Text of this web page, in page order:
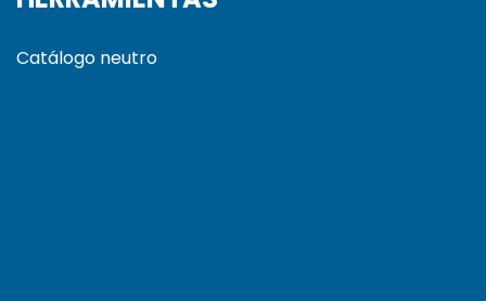
Catálogo neutro